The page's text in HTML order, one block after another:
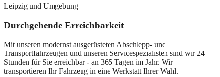
Leipzig und Umgebung
Durchgehende Erreichbarkeit
Mit unseren modernst ausgerüsteten Abschlepp- und
Transportfahrzeugen und unseren Servicespezialisten sind wir 24
Stunden für Sie erreichbar - an 365 Tagen im Jahr. Wir
transportieren Ihr Fahrzeug in eine Werkstatt Ihrer Wahl.